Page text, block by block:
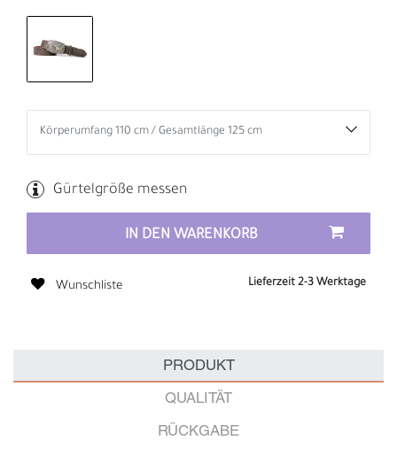
Gürtelgröße messen
IN DEN WARENKORB
Wunschliste Lieferzeit 2-3 Werktage
PRODUKT
QUALITÄT
RÜCKGABE